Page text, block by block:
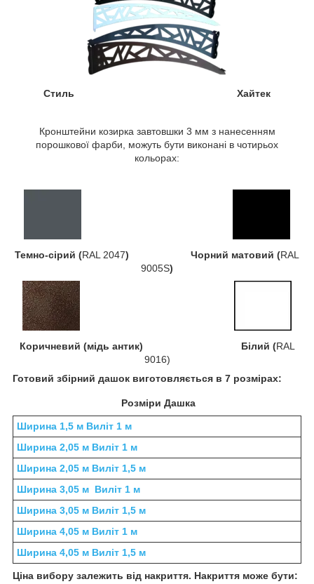
Стиль Хайтек
Кронштейни козирка завтовшки 3 мм з нанесенням
порошкової фарби, можуть бути виконані в чотирьох
кольорах:
Темно-сірий (RAL 2047) Чорний матовий (RAL
9005S)
Коричневий (мідь антик) Білий (RAL
9016)
Готовий збірний дашок виготовляється в 7 розмірах:
Розміри Дашка
Ширина 1,5 м Виліт 1 м
Ширина 2,05 м Виліт 1 м
Ширина 2,05 м Виліт 1,5 м
Ширина 3,05 м Виліт 1 м
Ширина 3,05 м Виліт 1,5 м
Ширина 4,05 м Виліт 1 м
Ширина 4,05 м Виліт 1,5 м
Ціна вибору залежить від накриття. Накриття може бути: